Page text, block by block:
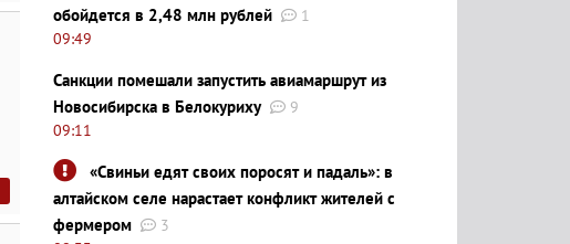
обойдется в 2,48 млн рублей
1
09:49
Санкции помешали запустить авиамаршрут из
Новосибирска в Белокуриху
9
09:11
«Свиньи едят своих поросят и падаль»: в
алтайском селе нарастает конфликт жителей с
фермером
3